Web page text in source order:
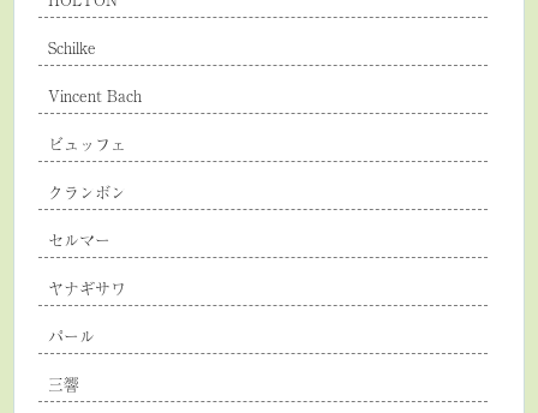
Schilke
Vincent Bach
ビュッフェ
クランボン
セルマー
ヤナギサワ
パール
三響